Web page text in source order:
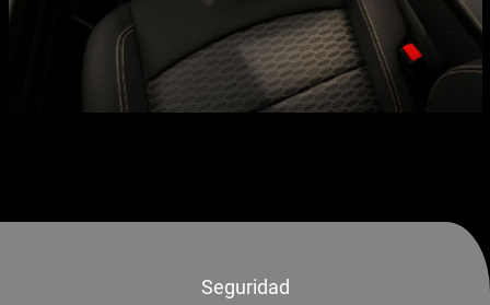
Seguridad